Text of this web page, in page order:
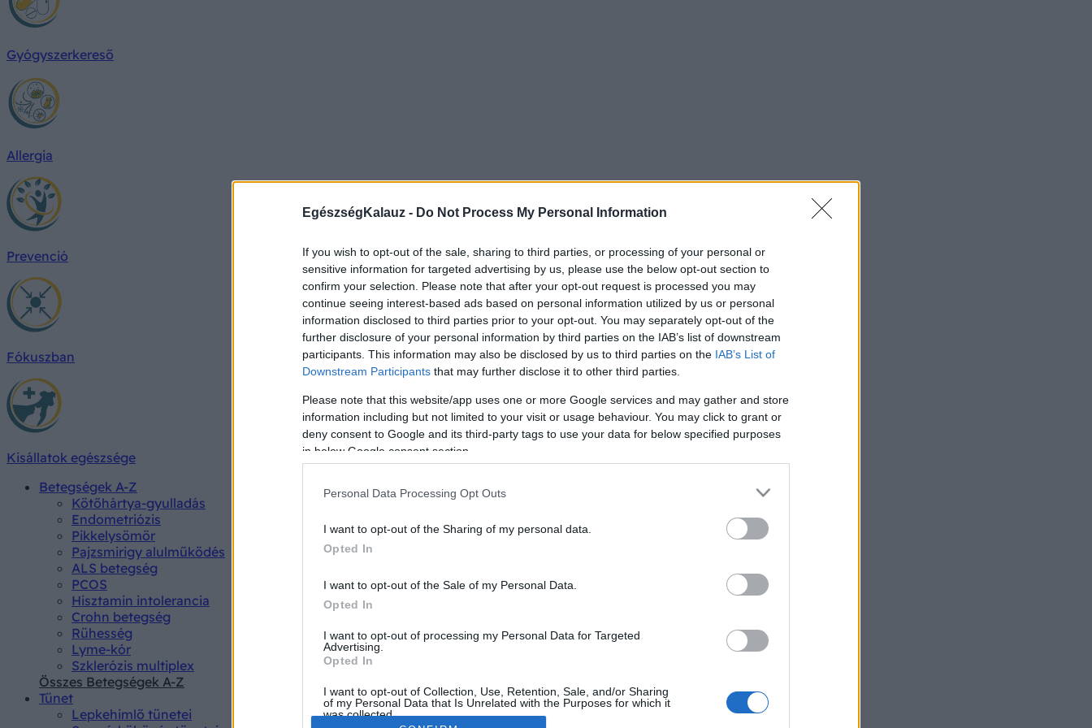
EgészségKalauz - Do Not Process My Personal Information
If you wish to opt-out of the sale, sharing to third parties, or processing of your personal or
sensitive information for targeted advertising by us, please use the below opt-out section to
confirm your selection. Please note that after your opt-out request is processed you may
continue seeing interest-based ads based on personal information utilized by us or personal
information disclosed to third parties prior to your opt-out. You may separately opt-out of the
further disclosure of your personal information by third parties on the IAB’s list of downstream
participants. This information may also be disclosed by us to third parties on the IAB’s List of
Downstream Participants that may further disclose it to other third parties.
Please note that this website/app uses one or more Google services and may gather and store
information including but not limited to your visit or usage behaviour. You may click to grant or
deny consent to Google and its third-party tags to use your data for below specified purposes
in below Google consent section.
Personal Data Processing Opt Outs
I want to opt-out of the Sharing of my personal data.
Opted In
I want to opt-out of the Sale of my Personal Data.
Opted In
I want to opt-out of processing my Personal Data for Targeted
Advertising.
Opted In
I want to opt-out of Collection, Use, Retention, Sale, and/or Sharing
of my Personal Data that Is Unrelated with the Purposes for which it
was collected.
Gyógyszerkereső
Allergia
Prevenció
Fókuszban
Kisállatok egészsége
Betegségek A-Z
Kötőhártya-gyulladás
Endometriózis
Pikkelysömör
Pajzsmirigy alulműködés
ALS betegség
PCOS
Hisztamin intolerancia
Crohn betegség
Rühesség
Lyme-kór
Szklerózis multiplex
Összes Betegségek A-Z
Tünet
Lepkehimlő tünetei